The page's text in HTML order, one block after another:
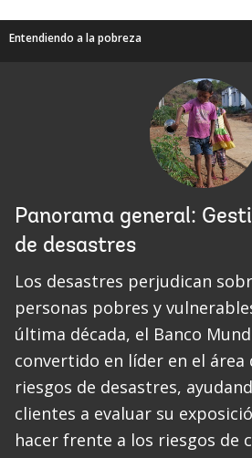
Entendiendo a la pobreza
Panorama general:
de desastres
Los desastres perjudican
personas pobres y
última década, el Banco
convertido en líder en el área
riesgos de desastres,
clientes a evaluar su
hacer frente a los riesgos de